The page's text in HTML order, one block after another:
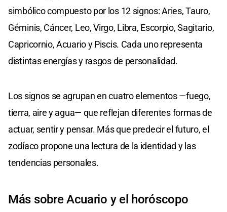
simbólico compuesto por los 12 signos: Aries, Tauro,
Géminis, Cáncer, Leo, Virgo, Libra, Escorpio, Sagitario,
Capricornio, Acuario y Piscis. Cada uno representa
distintas energías y rasgos de personalidad.
Los signos se agrupan en cuatro elementos —fuego,
tierra, aire y agua— que reflejan diferentes formas de
actuar, sentir y pensar. Más que predecir el futuro, el
zodíaco propone una lectura de la identidad y las
tendencias personales.
Más sobre Acuario y el horóscopo